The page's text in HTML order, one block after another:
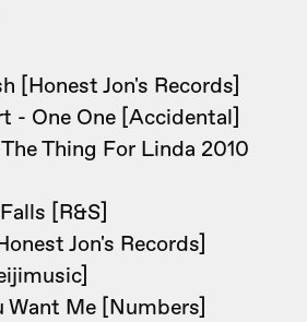
[Honest Jon's Records]
- One One [Accidental]
Thing For Linda 2010
[R&S]
Jon's Records]
Want Me [Numbers]